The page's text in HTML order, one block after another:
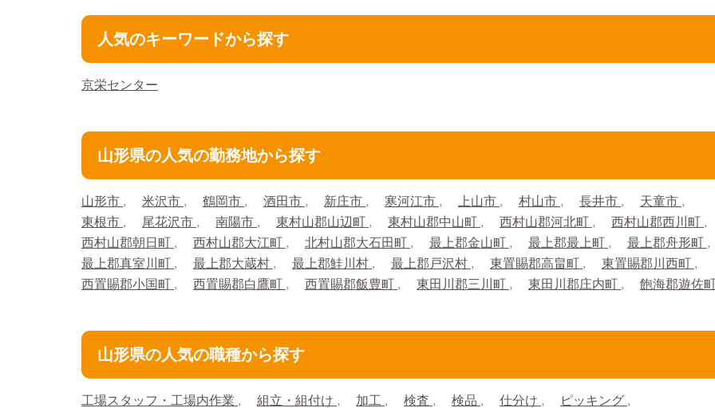
人気のキーワードから探す
京栄センター
山形県の人気の勤務地から探す
山形市 米沢市 鶴岡市 酒田市 新庄市 寒河江市 上山市 村山市 長井市
天童市
東根市
尾花沢市 南陽市 東村山郡山辺町 東村山郡中山町 西村山郡河北町
西村山郡西川町
西村山郡朝日町
西村山郡大江町 北村山郡大石田町 最上郡金山町 最上郡最上町
最上郡舟形町
最上郡真室川町
最上郡大蔵村 最上郡鮭川村 最上郡戸沢村 東置賜郡高畠町
東置賜郡川西町
西置賜郡小国町
西置賜郡白鷹町 西置賜郡飯豊町 東田川郡三川町 東田川郡庄内町 飽海郡遊佐
山形県の人気の職種から探す
工場スタッフ・工場内作業 組立・組付け 加工 検査 検品 仕分け
ピッキング